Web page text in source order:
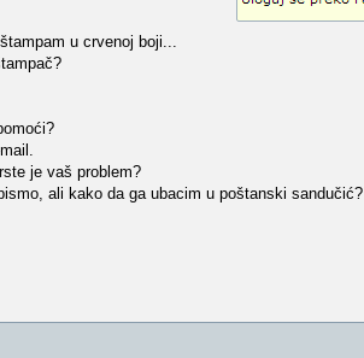
u crvenoj boji...
je vaš problem?
ali kako da ga ubacim u poštanski sandučić?